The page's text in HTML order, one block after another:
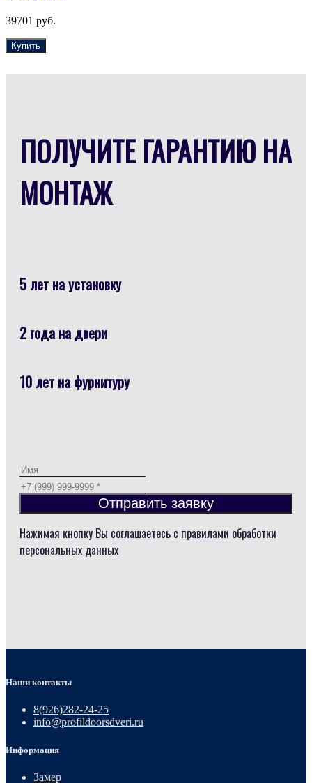
39701 руб.
Купить
ПОЛУЧИТЕ ГАРАНТИЮ НА
МОНТАЖ
5 лет на установку
2 года на двери
10 лет на фурнитуру
Нажимая кнопку Вы соглашаетесь с правилами обработки
персональных данных
Отправить заявку
Наши контакты
8(926)282-24-25
info@profildoorsdveri.ru
Информация
Замер